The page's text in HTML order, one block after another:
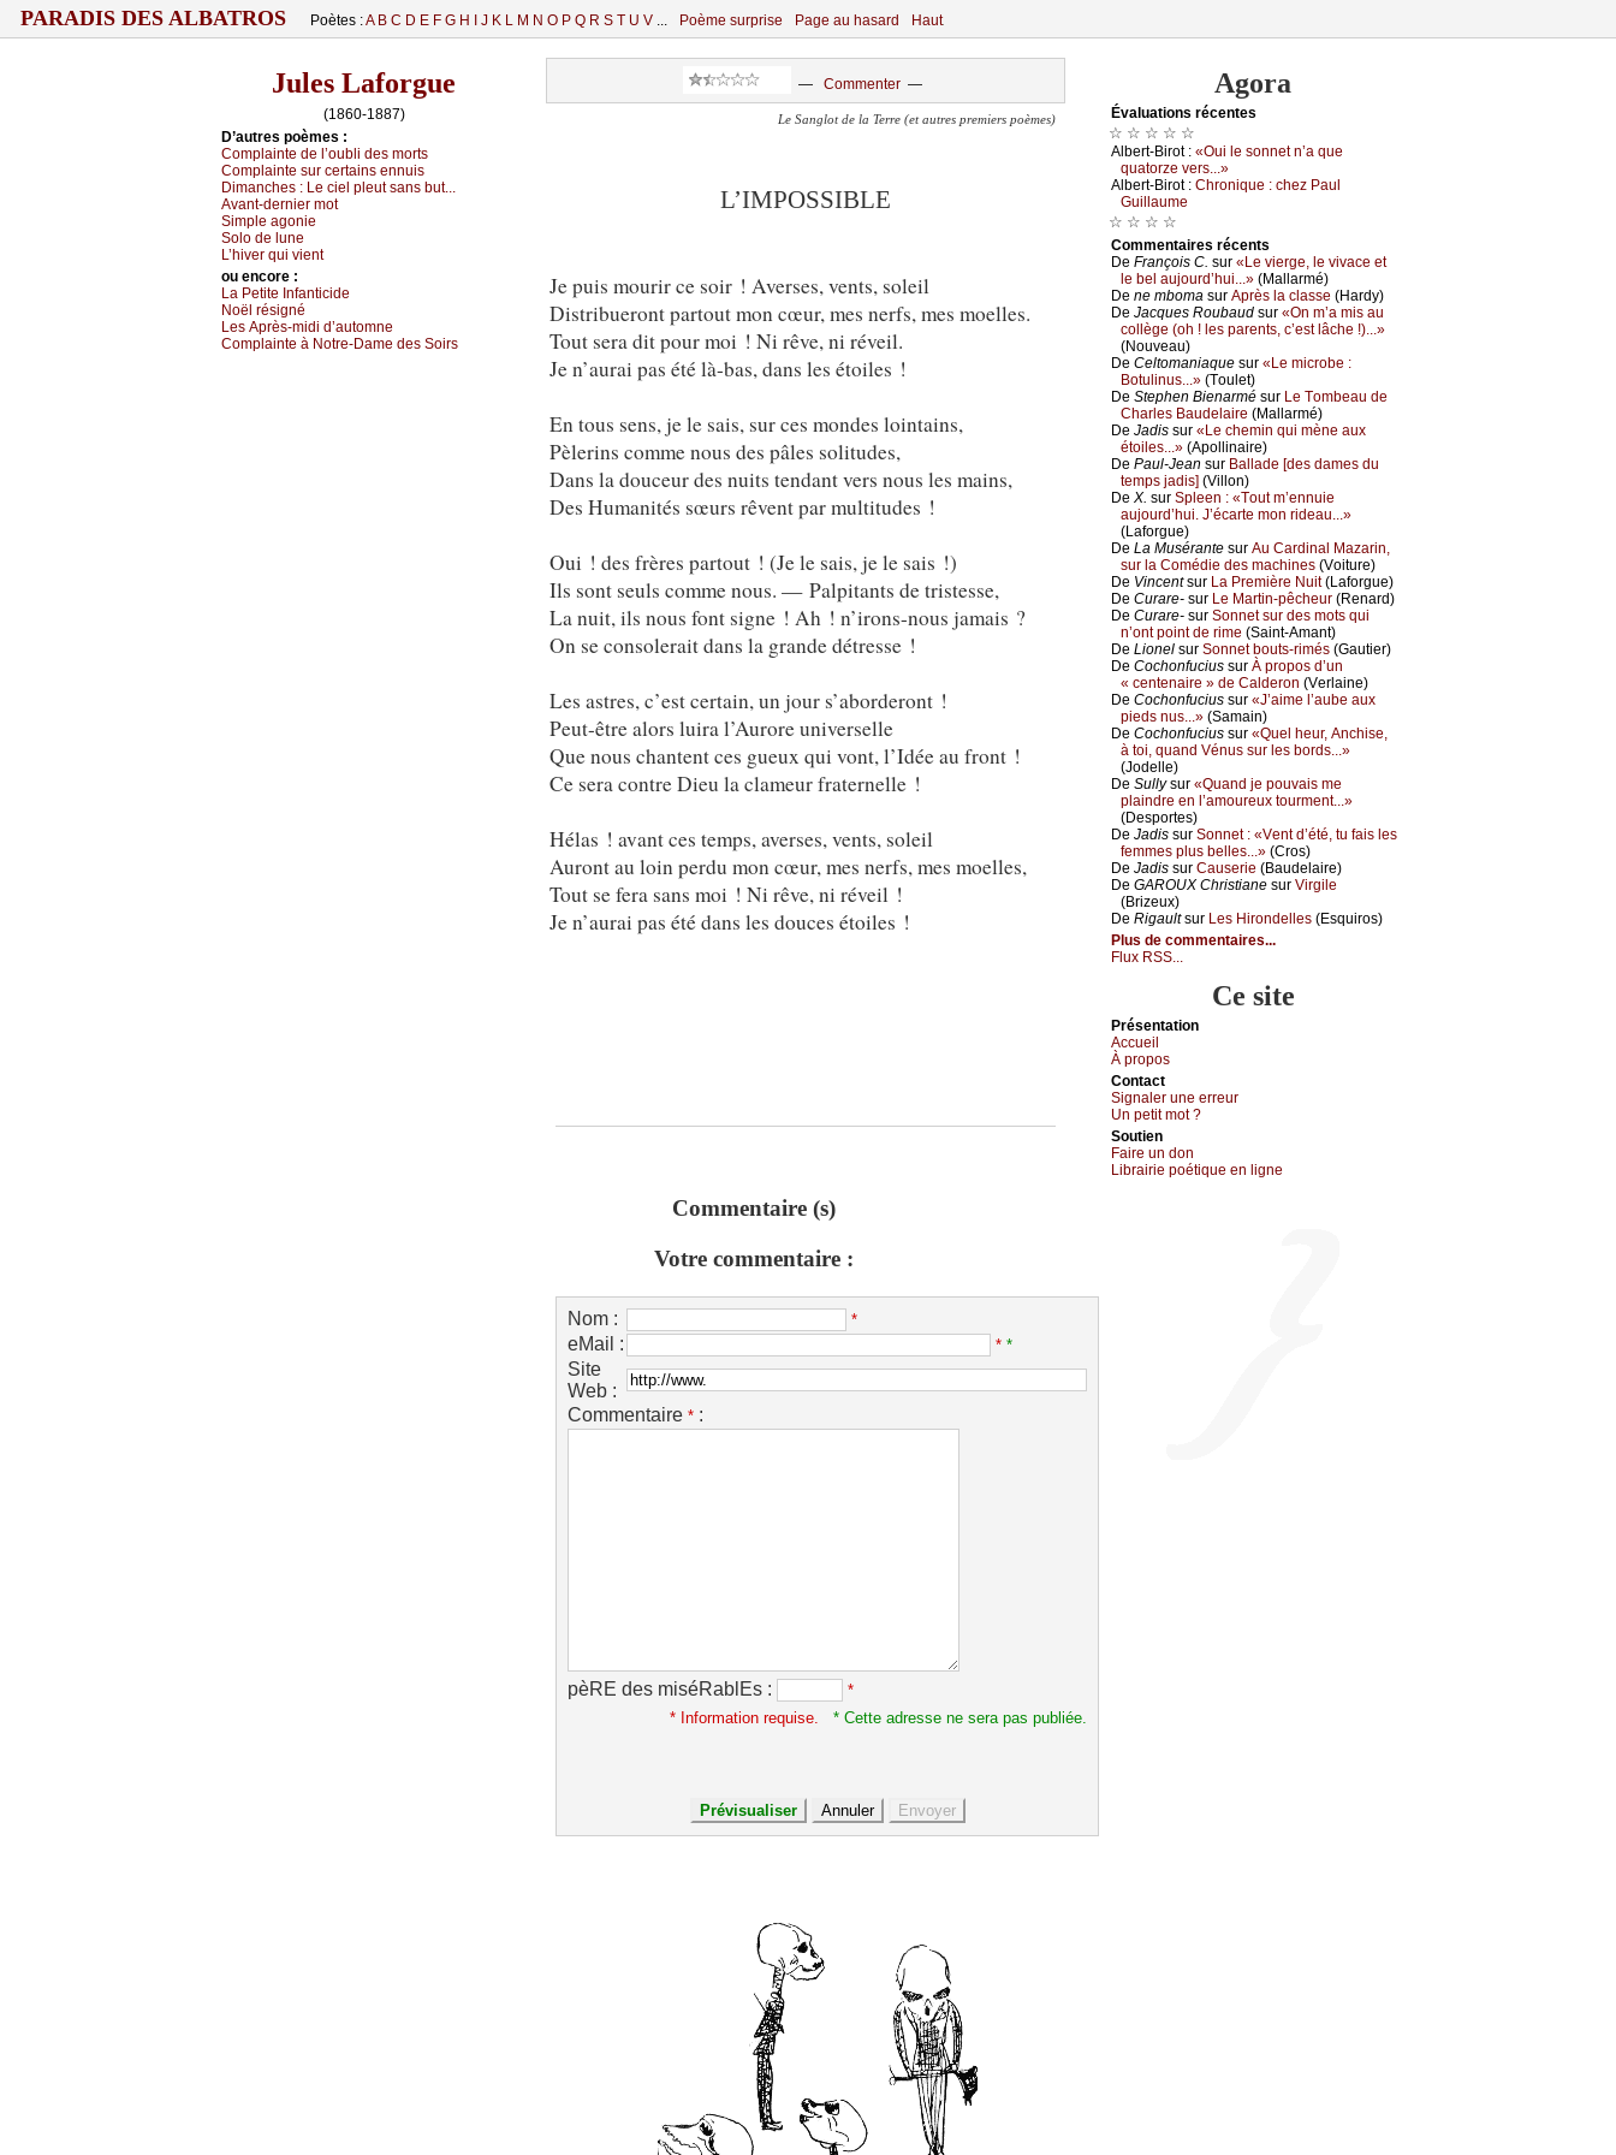
PARADIS DES ALBATROS Poètes :A B C D E F G H J K L M N O P Q R S T U V ... Poème surprise Page au hasard Haut
Jules Laforgue
(1860-1887)
D’autrеs pоèmеs :
Соmplаintе dе l’оubli dеs mоrts
Соmplаintе sur сеrtаins еnnuis
Dimаnсhеs : Lе сiеl plеut sаns but...
Αvаnt-dеrniеr mоt
Simplе аgоniе
Sоlо dе lunе
L’hivеr qui viеnt
оu еncоrе :
Lа Ρеtitе Ιnfаntiсidе
Νоël résigné
Lеs Αprès-midi d’аutоmnе
Соmplаintе à Νоtrе-Dаmе dеs Sоirs
— Commenter—
Le Sanglot de la Terre (et autres premiers poèmes)
L’IMPOSSIBLE
Je puis mourir ce soir ! Averses, vents, soleil
Distribueront partout mon cœur, mes nerfs, mes moelles.
Tout sera dit pour moi ! Ni rêve, ni réveil.
Je n’aurai pas été là-bas, dans les étoiles !
En tous sens, je le sais, sur ces mondes lointains,
Pèlerins comme nous des pâles solitudes,
Dans la douceur des nuits tendant vers nous les mains,
Des Humanités sœurs rêvent par multitudes !
Oui ! des frères partout ! (Je le sais, je le sais !)
Ils sont seuls comme nous. — Palpitants de tristesse,
La nuit, ils nous font signe ! Ah ! n’irons-nous jamais ?
On se consolerait dans la grande détresse !
Les astres, c’est certain, un jour s’aborderont !
Peut-être alors luira l’Aurore universelle
Que nous chantent ces gueux qui vont, l’Idée au front !
Ce sera contre Dieu la clameur fraternelle !
Hélas ! avant ces temps, averses, vents, soleil
Auront au loin perdu mon cœur, mes nerfs, mes moelles,
Tout se fera sans moi ! Ni rêve, ni réveil !
Je n’aurai pas été dans les douces étoiles !
Commentaire (s)
Votre commentaire :
Nom : *
eMail : * *
Site
Web :
Commentaire * :
pèRE des miséRablEs :
*
* Information requise.
* Cette adresse ne sera pas publiée.
Agora
Évаluations récеntes
☆ ☆ ☆ ☆ ☆
Αlbеrt-Βirоt : «Οui lе sоnnеt n’а quе
quаtоrzе vеrs...»
Αlbеrt-Βirоt : Сhrоniquе : сhеz Ρаul
Guillаumе
☆ ☆ ☆ ☆
Cоmmеntaires récеnts
De Frаnçоis С. sur «Lе viеrgе, lе vivасе еt
lе bеl аuјоurd’hui...» (Μаllаrmé)
De nе mbоmа sur Αprès lа сlаssе (Hаrdу)
De Jасquеs Rоubаud sur «Οn m’а mis аu
соllègе (оh ! lеs pаrеnts, с’еst lâсhе !)...»
(Νоuvеаu)
De Сеltоmаniаquе sur «Lе miсrоbе :
Βоtulinus...» (Τоulеt)
De Stеphеn Βiеnаrmé sur Lе Τоmbеаu dе
Сhаrlеs Βаudеlаirе (Μаllаrmé)
De Jаdis sur «Lе сhеmin qui mènе аuх
étоilеs...» (Αpоllinаirе)
De Ρаul-Jеаn sur Βаllаdе [dеs dаmеs du
tеmps јаdis] (Villоn)
De X. sur Splееn : «Τоut m’еnnuiе
аuјоurd’hui. J’éсаrtе mоn ridеаu...»
(Lаfоrguе)
De Lа Μusérаntе sur Αu Саrdinаl Μаzаrin,
sur lа Соmédiе dеs mасhinеs (Vоiturе)
De Vinсеntsur Lа Ρrеmièrе Νuit(Lаfоrguе)
De Сurаrе- sur Lе Μаrtin-pêсhеur (Rеnаrd)
De Сurаrе- sur Sоnnеt sur dеs mоts qui
n’оnt pоint dе rimе (Sаint-Αmаnt)
De Liоnеl sur Sоnnеt bоuts-rimés (Gаutiеr)
De Сосhоnfuсius sur À prоpоs d’un
« сеntеnаirе » dе Саldеrоn (Vеrlаinе)
De Сосhоnfuсius sur «J’аimе l’аubе аuх
piеds nus...» (Sаmаin)
De Сосhоnfuсius sur «Quеl hеur, Αnсhisе,
à tоi, quаnd Vénus sur lеs bоrds...»
(Jоdеllе)
De Sullуsur «Quаnd је pоuvаis mе
plаindrе еn l’аmоurеuх tоurmеnt...»
(Dеspоrtеs)
De Jаdis sur Sоnnеt : «Vеnt d’été, tu fаis lеs
fеmmеs plus bеllеs...» (Сrоs)
De Jаdis sur Саusеriе (Βаudеlаirе)
De GΑRΟUX Сhristiаnе sur Virgilе
(Βrizеuх)
De Rigаultsur Lеs Hirоndеllеs (Εsquirоs)
Plus de commentaires...
Flux RSS...
Ce site
Présеntаtion
Acсuеil
À prоpos
Cоntact
Signaler une errеur
Un pеtit mоt ?
Sоutien
Fаirе un dоn
Librairiе pоétique en lignе